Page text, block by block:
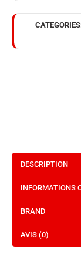
DESCRIPTION
INFORMATIONS
BRAND
AVIS (0)